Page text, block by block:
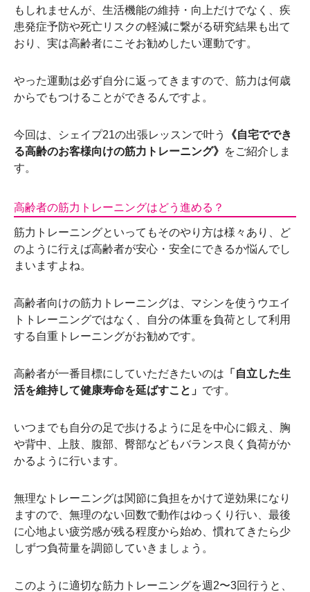
もしれませんが、生活機能の維持・向上だけでなく、疾
患発症予防や死亡リスクの軽減に繋がる研究結果も出て
おり、実は高齢者にこそお勧めしたい運動です。
やった運動は必ず自分に返ってきますので、筋力は何歳
からでもつけることができるんですよ。
今回は、シェイプ21の出張レッスンで叶う
《自宅ででき
る高齢のお客様向けの筋力トレーニング》 をご紹介しま
す。
高齢者の筋力トレーニングはどう進める？
筋力トレーニングといってもそのやり方は様々あり、ど
のように行えば高齢者が安心・安全にできるか悩んでし
まいますよね。
高齢者向けの筋力トレーニングは、マシンを使うウエイ
トトレーニングではなく、自分の体重を負荷として利用
する自重トレーニングがお勧めです。
高齢者が一番目標にしていただきたいのは 「自立した生
活を維持して健康寿命を延ばすこと」 です。
いつまでも自分の足で歩けるように足を中心に鍛え、胸
や背中、上肢、腹部、臀部などもバランス良く負荷がか
かるように行います。
無理なトレーニングは関節に負担をかけて逆効果になり
ますので、無理のない回数で動作はゆっくり行い、最後
に心地よい疲労感が残る程度から始め、慣れてきたら少
しずつ負荷量を調節していきましょう。
このように適切な筋力トレーニングを週2〜3回行うと、